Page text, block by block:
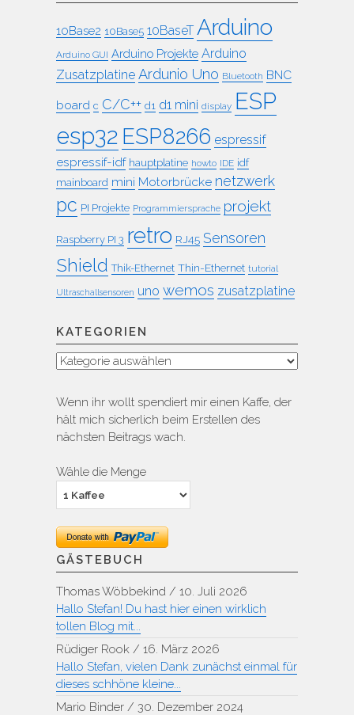
10Base2 10Base5 10BaseT Arduino
Arduino GUI Arduino Projekte Arduino
Zusatzplatine Ardunio Uno Bluetooth BNC
board c C/C++ d1 d1 mini display ESP
esp32 ESP8266 espressif
espressif-idf hauptplatine howto IDE idf
mainboard mini Motorbrücke netzwerk
pc PI Projekte Programmiersprache projekt
Raspberry PI 3 retro RJ45 Sensoren
Shield Thik-Ethernet Thin-Ethernet tutorial
Ultraschallsensoren uno wemos zusatzplatine
KATEGORIEN
Kategorien
Wenn ihr wollt spendiert mir einen Kaffe, der
hält mich sicherlich beim Erstellen des
nächsten Beitrags wach.
Wähle die Menge
GÄSTEBUCH
Thomas Wöbbekind / 10. Juli 2026
Hallo Stefan! Du hast hier einen wirklich
tollen Blog mit...
Rüdiger Rook / 16. März 2026
Hallo Stefan, vielen Dank zunächst einmal für
dieses schhöne kleine...
Mario Binder / 30. Dezember 2024